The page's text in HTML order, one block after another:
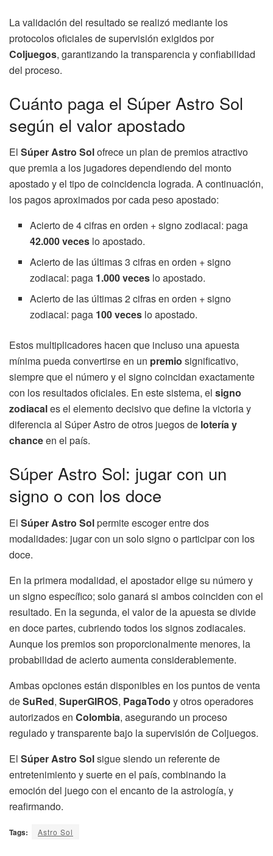
La validación del resultado se realizó mediante los
protocolos oficiales de supervisión exigidos por
Coljuegos, garantizando la transparencia y confiabilidad
del proceso.
Cuánto paga el Súper Astro Sol
según el valor apostado
El Súper Astro Solofrece un plan de premios atractivo
que premia a los jugadores dependiendo del monto
apostado y el tipo de coincidencia lograda. A continuación,
los pagos aproximados por cada peso apostado:
Acierto de 4 cifras en orden + signo zodiacal: paga
42.000 veces lo apostado.
Acierto de las últimas 3 cifras en orden + signo
zodiacal: paga 1.000 veces lo apostado.
Acierto de las últimas 2 cifras en orden + signo
zodiacal: paga 100 veces lo apostado.
Estos multiplicadores hacen que incluso una apuesta
mínima pueda convertirse en un premio significativo,
siempre que el número y el signo coincidan exactamente
con los resultados oficiales. En este sistema, el signo
zodiacales el elemento decisivo que define la victoria y
diferencia al Súper Astro de otros juegos de lotería y
chanceen el país.
Súper Astro Sol: jugar con un
signo o con los doce
El Súper Astro Solpermite escoger entre dos
modalidades: jugar con un solo signo o participar con los
doce.
En la primera modalidad, el apostador elige su número y
un signo específico; solo ganará si ambos coinciden con el
resultado. En la segunda, el valor de la apuesta se divide
en doce partes, cubriendo todos los signos zodiacales.
Aunque los premios son proporcionalmente menores, la
probabilidad de acierto aumenta considerablemente.
Ambas opciones están disponibles en los puntos de venta
deSuRed, SuperGIROS, PagaTodo y otros operadores
autorizados en Colombia, asegurando un proceso
regulado y transparente bajo la supervisión de Coljuegos.
El Súper Astro Solsigue siendo un referente de
entretenimiento y suerte en el país, combinando la
emoción del juego con el encanto de la astrología, y
reafirmando.
Tags: Astro Sol